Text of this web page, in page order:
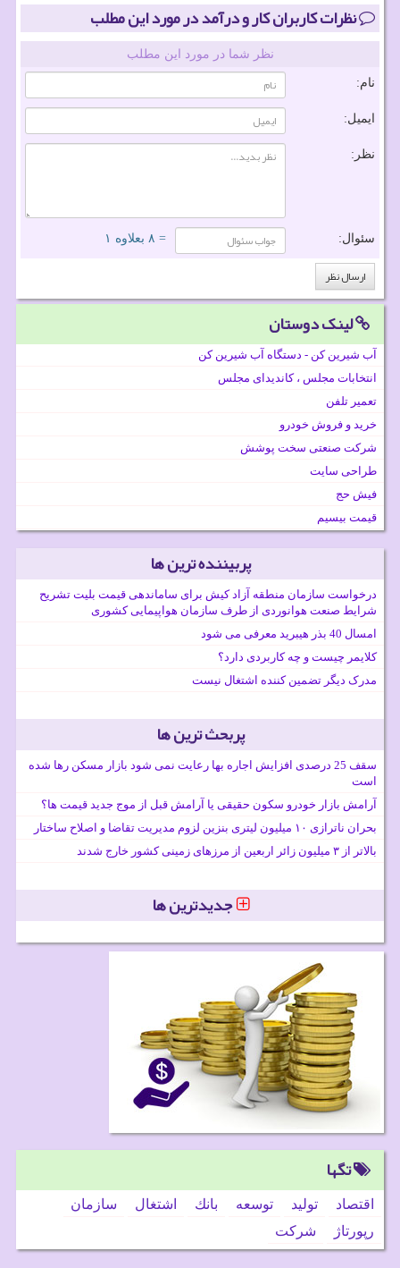
نظرات کاربران کار و درآمد در مورد این مطلب
نظر شما در مورد این مطلب
نام:
ایمیل:
نظر:
سئوال: = ۸ بعلاوه ۱
لینک دوستان
آب شیرین کن - دستگاه آب شیرین کن
انتخابات مجلس ، کاندیدای مجلس
تعمیر تلفن
خرید و فروش خودرو
شرکت صنعتی سخت پوشش
طراحی سایت
فیش حج
قیمت بیسیم
پربیننده ترین ها
درخواست سازمان منطقه آزاد کیش برای ساماندهی قیمت بلیت تشریح
شرایط صنعت هوانوردی از طرف سازمان هواپیمایی کشوری
امسال 40 بذر هیبرید معرفی می شود
کلایمر چیست و چه کاربردی دارد؟
مدرک دیگر تضمین کننده اشتغال نیست
پربحث ترین ها
سقف 25 درصدی افزایش اجاره بها رعایت نمی شود بازار مسکن رها شده
است
آرامش بازار خودرو سکون حقیقی یا آرامش قبل از موج جدید قیمت ها؟
بحران ناترازی ۱۰ میلیون لیتری بنزین لزوم مدیریت تقاضا و اصلاح ساختار
بالاتر از ۳ میلیون زائر اربعین از مرزهای زمینی کشور خارج شدند
جدیدترین ها
تگها
اقتصاد تولید توسعه بانك اشتغال
سازمان
رپورتاژ
شركت